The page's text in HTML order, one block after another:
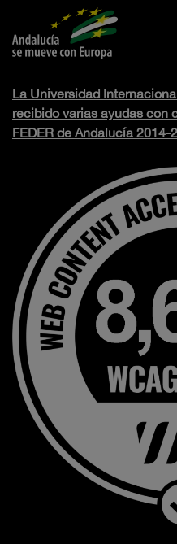
La Universidad
recibido varias ayudas con
FEDER de Andalucía 2014-